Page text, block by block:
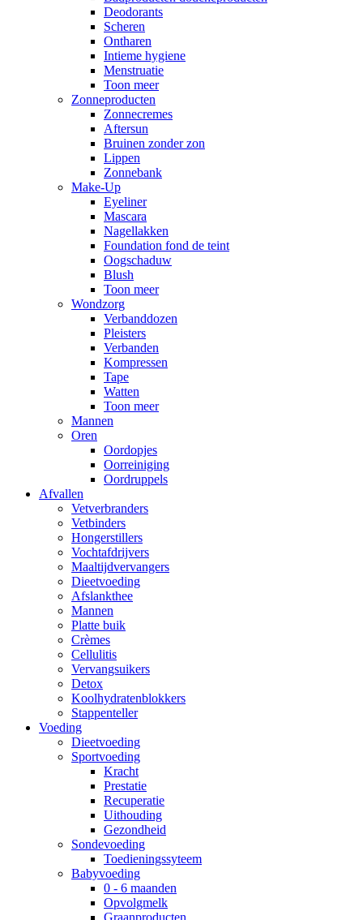
Deodorants
Scheren
Ontharen
Intieme hygiene
Menstruatie
Toon meer
Zonneproducten
Zonnecremes
Aftersun
Bruinen zonder zon
Lippen
Zonnebank
Make-Up
Eyeliner
Mascara
Nagellakken
Foundation fond de teint
Oogschaduw
Blush
Toon meer
Wondzorg
Verbanddozen
Pleisters
Verbanden
Kompressen
Tape
Watten
Toon meer
Mannen
Oren
Oordopjes
Oorreiniging
Oordruppels
Afvallen
Vetverbranders
Vetbinders
Hongerstillers
Vochtafdrijvers
Maaltijdvervangers
Dieetvoeding
Afslankthee
Mannen
Platte buik
Crèmes
Cellulitis
Vervangsuikers
Detox
Koolhydratenblokkers
Stappenteller
Voeding
Dieetvoeding
Sportvoeding
Kracht
Prestatie
Recuperatie
Uithouding
Gezondheid
Sondevoeding
Toedieningssyteem
Babyvoeding
0 - 6 maanden
Opvolgmelk
Graanproducten